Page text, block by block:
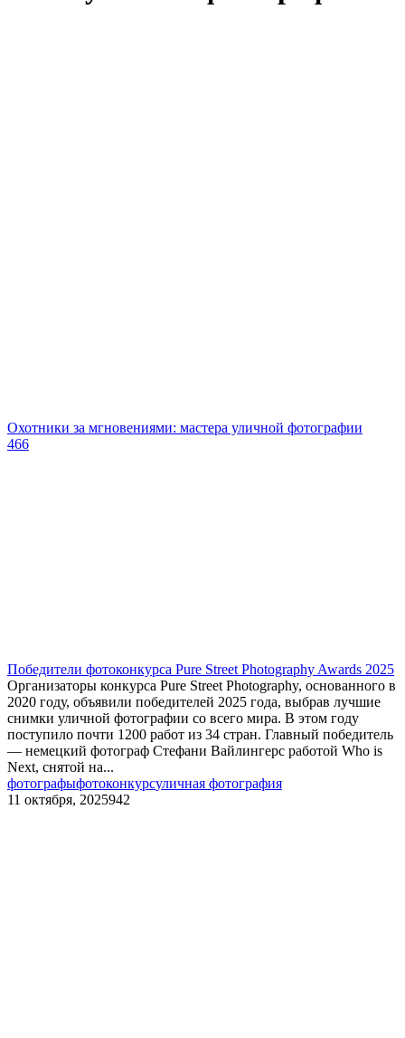
Охотники за мгновениями: мастера уличной фотографии
466
Победители фотоконкурса Pure Street Photography Awards 2025
Организаторы конкурса Pure Street Photography, основанного в
2020 году, объявили победителей 2025 года, выбрав лучшие
снимки уличной фотографии со всего мира. В этом году
поступило почти 1200 работ из 34 стран. Главный победитель
— немецкий фотограф Стефани Вайлингерс работой Who is
Next, снятой на...
фотографыфотоконкурсуличная фотография
11 октября, 2025942